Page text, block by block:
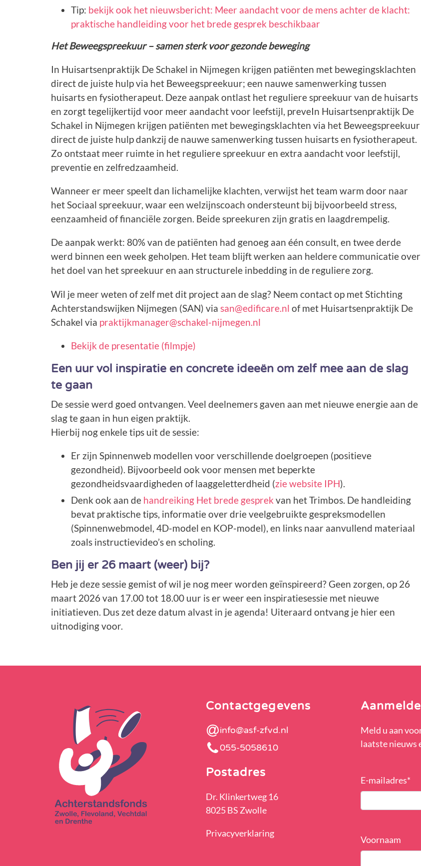
Tip: bekijk ook het nieuwsbericht: Meer aandacht voor de mens achter de klacht:
praktische handleiding voor het brede gesprek beschikbaar
Het Beweegspreekuur – samen sterk voor gezonde beweging
In Huisartsenpraktijk De Schakel in Nijmegen krijgen patiënten met bewegingsklachten
direct de juiste hulp via het Beweegspreekuur; een nauwe samenwerking tussen
huisarts en fysiotherapeut. Deze aanpak ontlast het reguliere spreekuur van de huisarts
en zorgt tegelijkertijd voor meer aandacht voor leefstijl, preveIn Huisartsenpraktijk De
Schakel in Nijmegen krijgen patiënten met bewegingsklachten via het Beweegspreekuur
direct de juiste hulp dankzij de nauwe samenwerking tussen huisarts en fysiotherapeut.
Zo ontstaat meer ruimte in het reguliere spreekuur en extra aandacht voor leefstijl,
preventie en zelfredzaamheid.
Wanneer er meer speelt dan lichamelijke klachten, verwijst het team warm door naar
het Sociaal spreekuur, waar een welzijnscoach ondersteunt bij bijvoorbeeld stress,
eenzaamheid of financiële zorgen. Beide spreekuren zijn gratis en laagdrempelig.
De aanpak werkt: 80% van de patiënten had genoeg aan één consult, en twee derde
werd binnen een week geholpen. Het team blijft werken aan heldere communicatie over
het doel van het spreekuur en aan structurele inbedding in de reguliere zorg.
Wil je meer weten of zelf met dit project aan de slag? Neem contact op met Stichting
Achterstandswijken Nijmegen (SAN) via san@edificare.nl of met Huisartsenpraktijk De
Schakel via praktijkmanager@schakel-nijmegen.nl
Bekijk de presentatie (filmpje)
Een uur vol inspiratie en concrete ideeën om zelf mee aan de slag
te gaan
De sessie werd goed ontvangen. Veel deelnemers gaven aan met nieuwe energie aan de
slag te gaan in hun eigen praktijk.
Hierbij nog enkele tips uit de sessie:
Er zijn Spinnenweb modellen voor verschillende doelgroepen (positieve
gezondheid). Bijvoorbeeld ook voor mensen met beperkte
gezondheidsvaardigheden of laaggeletterdheid (zie website IPH).
Denk ook aan de handreiking Het brede gesprek van het Trimbos. De handleiding
bevat praktische tips, informatie over drie veelgebruikte gespreksmodellen
(Spinnenwebmodel, 4D-model en KOP-model), en links naar aanvullend materiaal
zoals instructievideo’s en scholing.
Ben jij er 26 maart (weer) bij?
Heb je deze sessie gemist of wil je nog meer worden geïnspireerd? Geen zorgen, op 26
maart 2026 van 17.00 tot 18.00 uur is er weer een inspiratiesessie met nieuwe
initiatieven. Dus zet deze datum alvast in je agenda! Uiteraard ontvang je hier een
uitnodiging voor.
Contactgegevens
info@asf-zfvd.nl
055-5058610
Postadres
Dr. Klinkertweg 16
8025 BS Zwolle
Privacyverklaring
Meld u aan
laatste nieuws
E-mailadres*
Voornaam